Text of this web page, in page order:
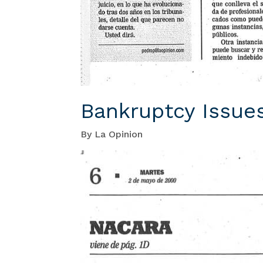
Bankruptcy
By La Opinion